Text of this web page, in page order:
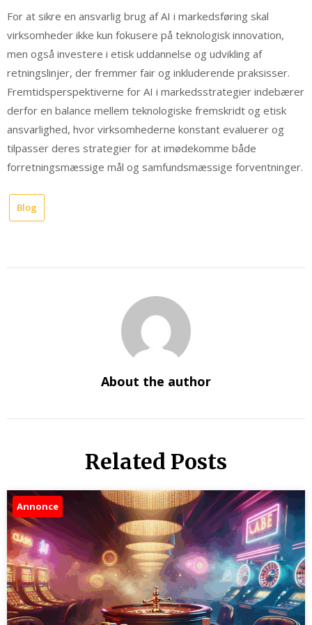
For at sikre en ansvarlig brug af AI i markedsføring skal
virksomheder ikke kun fokusere på teknologisk innovation,
men også investere i etisk uddannelse og udvikling af
retningslinjer, der fremmer fair og inkluderende praksisser.
Fremtidsperspektiverne for AI i markedsstrategier indebærer
derfor en balance mellem teknologiske fremskridt og etisk
ansvarlighed, hvor virksomhederne konstant evaluerer og
tilpasser deres strategier for at imødekomme både
forretningsmæssige mål og samfundsmæssige forventninger.
Blog
About the author
Related Posts
Annonce